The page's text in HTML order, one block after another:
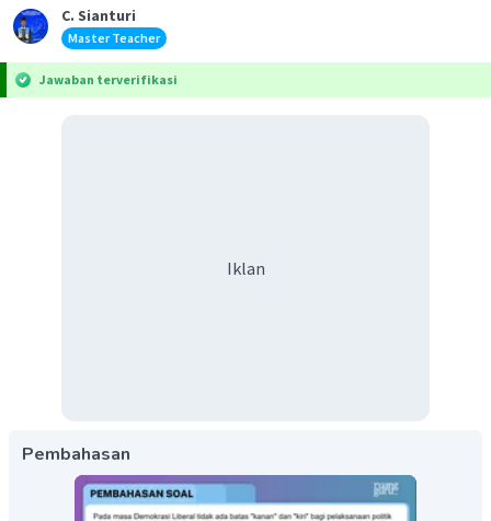
C. Sianturi
Master Teacher
Jawaban terverifikasi
Iklan
Pembahasan